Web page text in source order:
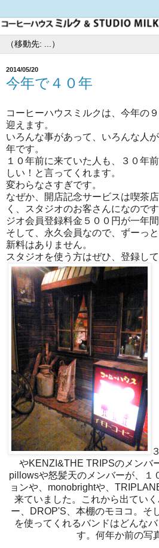
2014/05/20
今年で４０年
コーヒーハウスミルクは、今年の
迎えます。
いろんな事があって、いろんな人
年です。
１０年前に来ていた人も、３０年
しい！と言ってくれます。
変わらなさすぎです。
なぜか、開店記念サービスは喫茶
く、スタジオのお客さんになので
ジオ会員登録料金５００円が一年間
そして、永久会員なので、ずーっ
新料はありません。
スタジオを使う方はぜひ、登録して
やKENZI&THE TRIPSのメンバ
pillowsや怒髪天のメンバーが、１
ョンや、monobrightや、
来ていました。これから出てい
ー、DROP'S、本棚のモヨコ。そ
を使ってくれるバンドはどんな
す。何年か前の写